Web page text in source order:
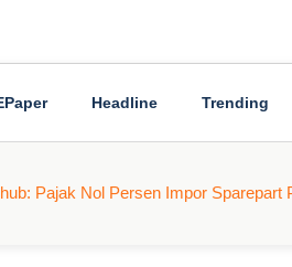
Headline Trending
Pajak Nol Persen Impor Sparepart